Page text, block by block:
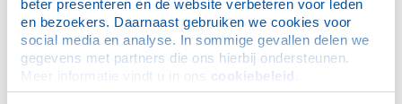
beter presenteren en de website verbeteren voor leden
en bezoekers. Daarnaast gebruiken we cookies voor
social media en analyse. In sommige gevallen delen we
gegevens met partners die ons hierbij ondersteunen.
Meer informatie vindt u in ons cookiebeleid